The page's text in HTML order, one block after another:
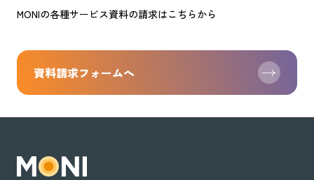
MONIの各種サービス資料の請求はこちらから
資料請求フォームへ